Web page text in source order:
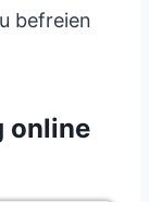
befreien
online